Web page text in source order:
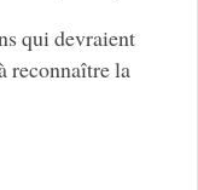
qui devraient
reconnaître la